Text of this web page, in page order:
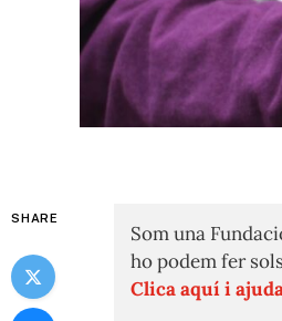
SHARE
Som una
ho podem fer
Clica aquí i